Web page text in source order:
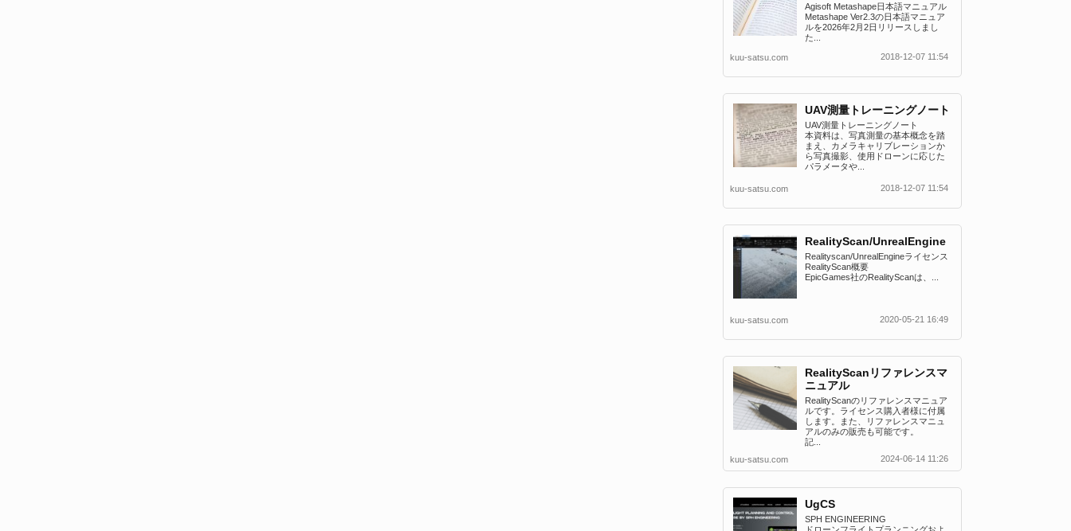
Agisoft Metashape日本語マニュアル
Metashape Ver2.3の日本語マニュア
ルを2026年2月2日リリースしまし
た...
kuu-satsu.com 2018-12-07 11:54
UAV測量トレーニングノート
UAV測量トレーニングノート
本資料は、写真測量の基本概念を踏
まえ、カメラキャリブレーションか
ら写真撮影、使用ドローンに応じた
パラメータや...
kuu-satsu.com 2018-12-07 11:54
RealityScan/UnrealEngine
Realityscan/UnrealEngineライセンス
RealityScan概要
EpicGames社のRealityScanは、...
kuu-satsu.com 2020-05-21 16:49
RealityScanリファレンスマ
ニュアル
RealityScanのリファレンスマニュア
ルです。ライセンス購入者様に付属
します。また、リファレンスマニュ
アルのみの販売も可能です。
記...
kuu-satsu.com
2024-06-14 11:26
UgCS
SPH ENGINEERING